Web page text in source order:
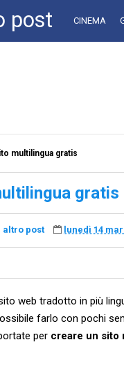
post CINEMA
multilingua gratis
gratis
altro post lunedì 14
web tradotto in più
farlo con pochi
per creare un sito